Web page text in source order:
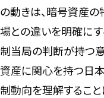
の動きは、暗号資産
場との違いを明確にす
制当局の判断が持つ
資産に関心を持つ日
制動向を理解するこ